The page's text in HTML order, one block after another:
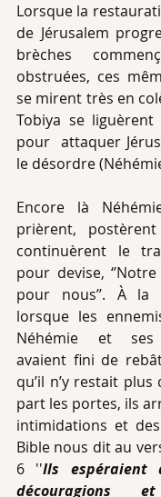
Lorsque la
de Jérusalem
brèches
obstruées, ces
se mirent très en
Tobiya se liguèrent
pour  attaquer
le désordre
Encore là
prièrent,
continuèrent le
pour devise,
pour nous’’. À la
lorsque les
Néhémie et ses
avaient fini de
qu’il n’y restait
part les portes, ils
intimidations et
Bible nous dit au
6 ''Ils espéraient
découragions